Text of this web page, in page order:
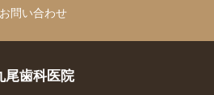
お問い合わせ
尾歯科医院